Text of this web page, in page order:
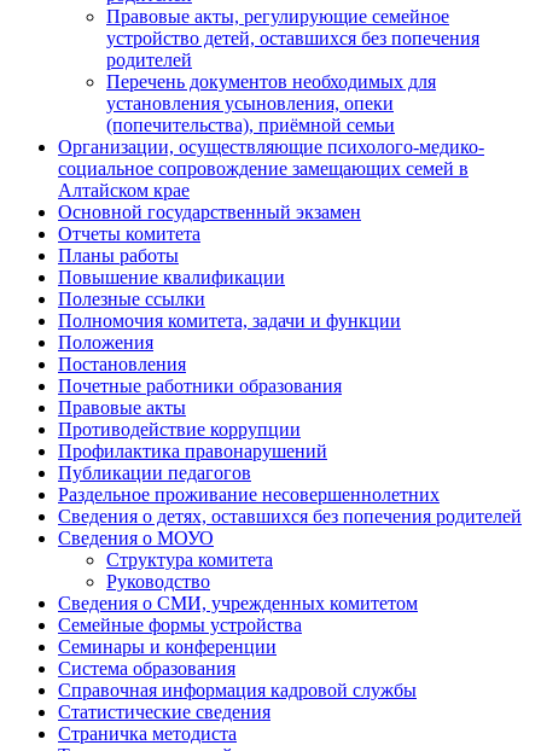
Правовые акты, регулирующие семейное
устройство детей, оставшихся без попечения
родителей
Перечень документов необходимых для
установления усыновления, опеки
(попечительства), приёмной семьи
Организации, осуществляющие психолого-медико-
социальное сопровождение замещающих семей в
Алтайском крае
Основной государственный экзамен
Отчеты комитета
Планы работы
Повышение квалификации
Полезные ссылки
Полномочия комитета, задачи и функции
Положения
Постановления
Почетные работники образования
Правовые акты
Противодействие коррупции
Профилактика правонарушений
Публикации педагогов
Раздельное проживание несовершеннолетних
Сведения о детях, оставшихся без попечения родителей
Сведения о МОУО
Структура комитета
Руководство
Сведения о СМИ, учрежденных комитетом
Семейные формы устройства
Семинары и конференции
Система образования
Справочная информация кадровой службы
Статистические сведения
Страничка методиста